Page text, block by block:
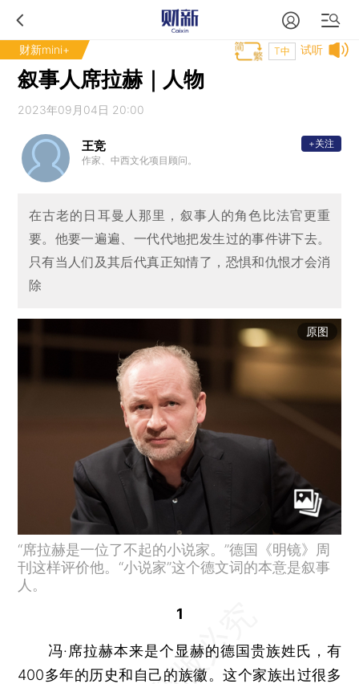
财新mini+ 试听
T中
叙事人席拉赫｜人物
2023年09月04日 20:00
王竞
作家、中西文化项目顾问。
+关注
在古老的日耳曼人那里，叙事人的角色比法官更重
要。他要一遍遍、一代代地把发生过的事件讲下去。
只有当人们及其后代真正知情了，恐惧和仇恨才会消
除
原图
“席拉赫是一位了不起的小说家。”德国《明镜》周
刊这样评价他。“小说家”这个德文词的本意是叙事
人。
1
冯·席拉赫本来是个显赫的德国贵族姓氏，有
400多年的历史和自己的族徽。这个家族出过很多